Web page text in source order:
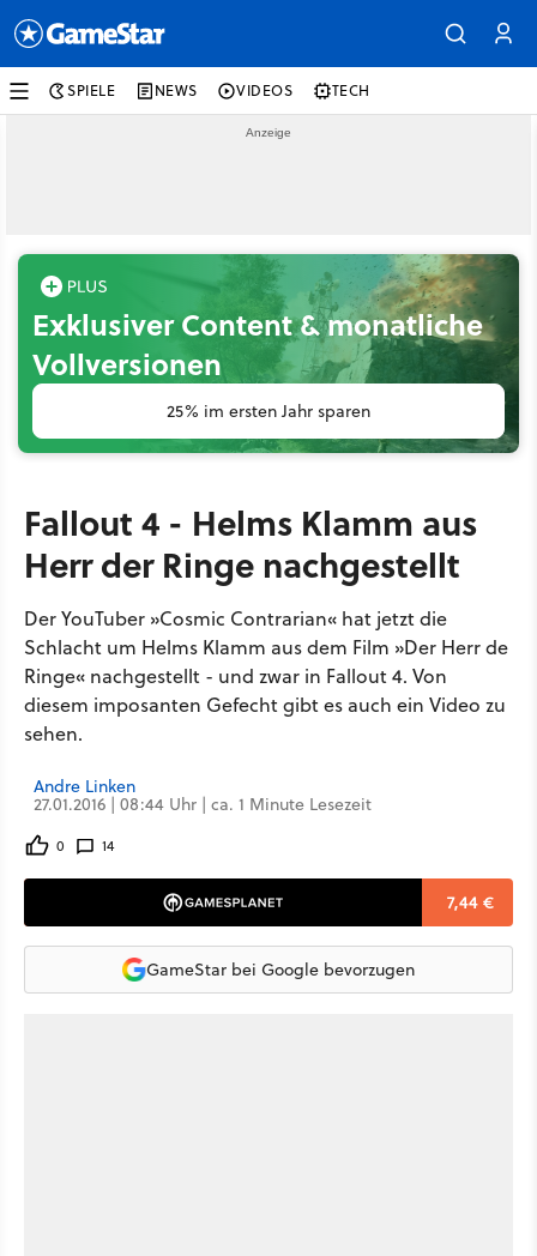
SPIELE NEWS VIDEOS TECH
Exklusiver Content & monatliche
Vollversionen
25% im ersten Jahr sparen
Fallout 4 - Helms Klamm aus
Herr der Ringe nachgestellt
Der YouTuber »Cosmic Contrarian« hat jetzt die
Schlacht um Helms Klamm aus dem Film »Der Herr de
Ringe« nachgestellt - und zwar in Fallout 4. Von
diesem imposanten Gefecht gibt es auch ein Video zu
sehen.
Andre Linken
27.01.2016 | 08:44 Uhr | ca. 1 Minute Lesezeit
0 14
7,44 €
GameStar bei Google bevorzugen